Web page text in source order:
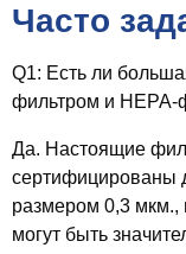
Часто
Q1: Есть ли
фильтром и HEPA-
Да. Настоящие
сертифицированы
размером 0,3 мкм.,
могут быть